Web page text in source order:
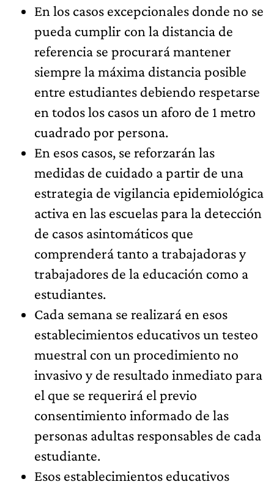
En los casos excepcionales donde no se
pueda cumplir con la distancia de
referencia se procurará mantener
siempre la máxima distancia posible
entre estudiantes debiendo respetarse
en todos los casos un aforo de 1 metro
cuadrado por persona.
En esos casos, se reforzarán las
medidas de cuidado a partir de una
estrategia de vigilancia epidemiológica
activa en las escuelas para la detección
de casos asintomáticos que
comprenderá tanto a trabajadoras y
trabajadores de la educación como a
estudiantes.
Cada semana se realizará en esos
establecimientos educativos un testeo
muestral con un procedimiento no
invasivo y de resultado inmediato para
el que se requerirá el previo
consentimiento informado de las
personas adultas responsables de cada
estudiante.
Esos establecimientos educativos